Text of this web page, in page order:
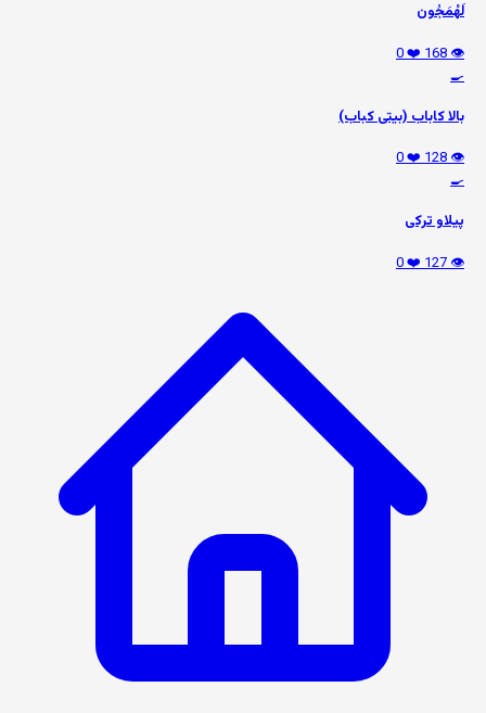
لَهْمَجُون
👁️ 168
❤️ 0
🍳
بالا کاباب (بیتی کباب)
👁️ 128
❤️ 0
🍳
پیلاو ترکی
👁️ 127
❤️ 0